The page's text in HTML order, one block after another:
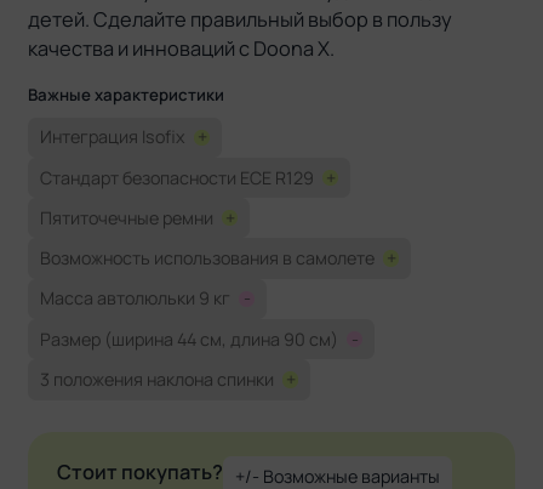
детей. Сделайте правильный выбор в пользу
качества и инноваций с Doona X.
Важные характеристики
Интеграция Isofix +
Стандарт безопасности ECE R129 +
Пятиточечные ремни +
Возможность использования в самолете +
Масса автолюльки 9 кг
-
Размер (ширина 44 см, длина 90 см)
-
3 положения наклона спинки +
Стоит покупать? +/- Возможные варианты